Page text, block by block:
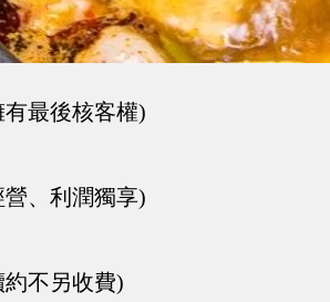
最後核客權)
、利潤獨享)
不另收費)